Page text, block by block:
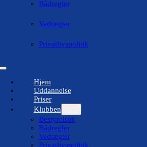
Bådregler
Vedtægter
Privatlivspolitik
Hjem
Uddannelse
Priser
Klubben
Bestyrelsen
Bådregler
Vedtægter
Privatlivspolitik